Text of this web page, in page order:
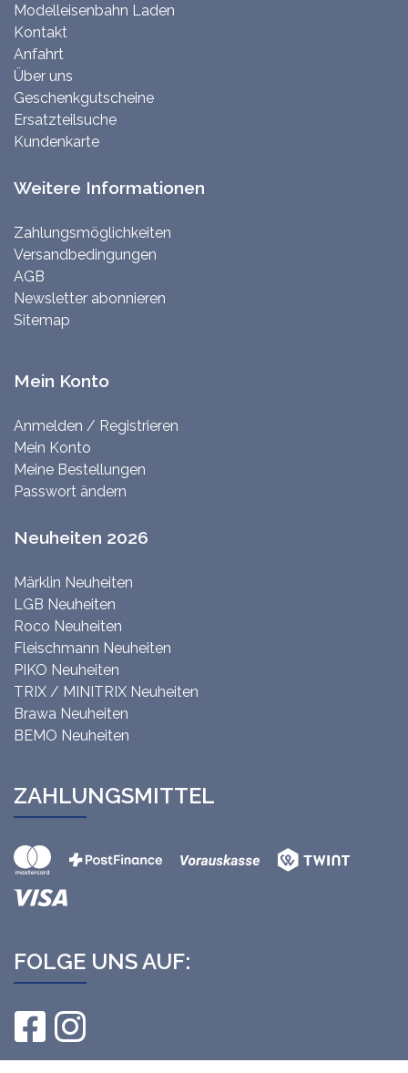
Modelleisenbahn Laden
Kontakt
Anfahrt
Über uns
Geschenkgutscheine
Ersatzteilsuche
Kundenkarte
Weitere Informationen
Zahlungsmöglichkeiten
Versandbedingungen
AGB
Newsletter abonnieren
Sitemap
Mein Konto
Anmelden / Registrieren
Mein Konto
Meine Bestellungen
Passwort ändern
Neuheiten 2026
Märklin Neuheiten
LGB Neuheiten
Roco Neuheiten
Fleischmann Neuheiten
PIKO Neuheiten
TRIX / MINITRIX Neuheiten
Brawa Neuheiten
BEMO Neuheiten
ZAHLUNGSMITTEL
FOLGE UNS AUF: